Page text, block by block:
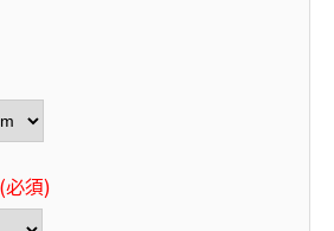
(必須)